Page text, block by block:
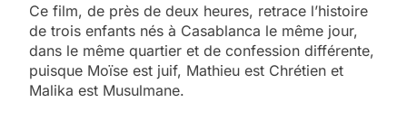
Ce film, de près de deux heures, retrace l’histoire
de trois enfants nés à Casablanca le même jour,
dans le même quartier et de confession différente,
puisque Moïse est juif, Mathieu est Chrétien et
Malika est Musulmane.​